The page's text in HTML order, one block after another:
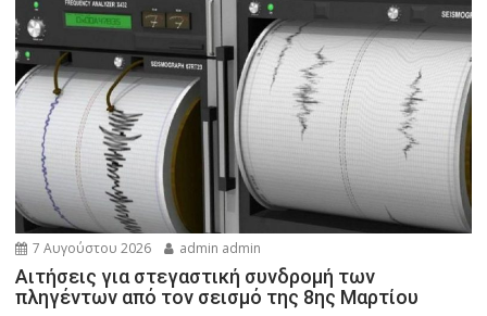
7 Αυγούστου 2026 admin admin
Αιτήσεις για στεγαστική συνδρομή των
πληγέντων από τον σεισμό της 8ης Μαρτίου